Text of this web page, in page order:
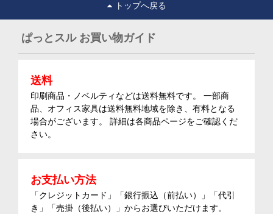
トップへ戻る
ぱっとスル お買い物ガイド
送料
印刷商品・ノベルティなどは送料無料です。 一部商
品、オフィス家具は送料無料地域を除き、有料となる
場合がございます。 詳細は各商品ページをご確認くだ
さい。
お支払い方法
「クレジットカード」「銀行振込（前払い）」「代引
き」「売掛（後払い）」からお選びいただけます。